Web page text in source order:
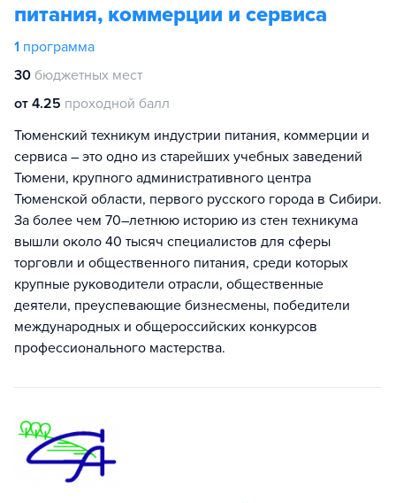
питания, коммерции и сервиса
1 программа
30 бюджетных мест
от 4.25 проходной балл
Тюменский техникум индустрии питания, коммерции и
сервиса – это одно из старейших учебных заведений
Тюмени, крупного административного центра
Тюменской области, первого русского города в Сибири.
За более чем 70–летнюю историю из стен техникума
вышли около 40 тысяч специалистов для сферы
торговли и общественного питания, среди которых
крупные руководители отрасли, общественные
деятели, преуспевающие бизнесмены, победители
международных и общероссийских конкурсов
профессионального мастерства.